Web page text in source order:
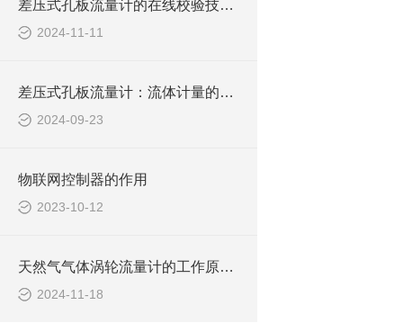
差压式孔板流量计的在线校验技巧：实践指南
2024-11-11
差压式孔板流量计：流体计量的经典之选
2024-09-23
物联网控制器的作用
2023-10-12
天然气气体涡轮流量计的工作原理与应用解析
2024-11-18